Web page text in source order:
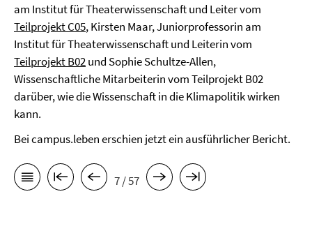
am Institut für Theaterwissenschaft und Leiter vom
Teilprojekt C05, Kirsten Maar, Juniorprofessorin am
Institut für Theaterwissenschaft und Leiterin vom
Teilprojekt B02und Sophie Schultze-Allen,
Wissenschaftliche Mitarbeiterin vom Teilprojekt B02
darüber, wie die Wissenschaft in die Klimapolitik wirken
kann.
Bei campus.leben erschien jetzt ein ausführlicher Bericht.
7 / 57